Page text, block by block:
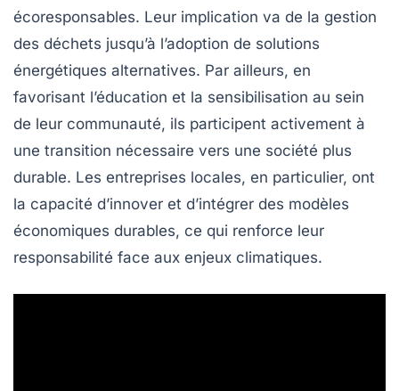
écoresponsables. Leur implication va de la gestion
des déchets jusqu’à l’adoption de solutions
énergétiques alternatives. Par ailleurs, en
favorisant l’éducation et la sensibilisation au sein
de leur communauté, ils participent activement à
une transition nécessaire vers une société plus
durable. Les entreprises locales, en particulier, ont
la capacité d’innover et d’intégrer des modèles
économiques durables, ce qui renforce leur
responsabilité face aux enjeux climatiques.